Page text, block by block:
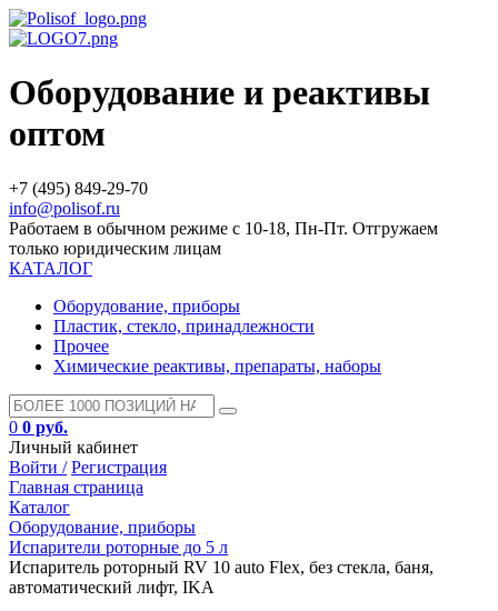
Оборудование и реактивы
оптом
+7 (495) 849-29-70
info@polisof.ru
Работаем в обычном режиме с 10-18, Пн-Пт. Отгружаем
только юридическим лицам
КАТАЛОГ
Оборудование, приборы
Пластик, стекло, принадлежности
Прочее
Химические реактивы, препараты, наборы
0 0 руб.
Личный кабинет
Войти / Регистрация
Главная страница
Каталог
Оборудование, приборы
Испарители роторные до 5 л
Испаритель роторный RV 10 auto Flex, без стекла, баня,
автоматический лифт, IKA